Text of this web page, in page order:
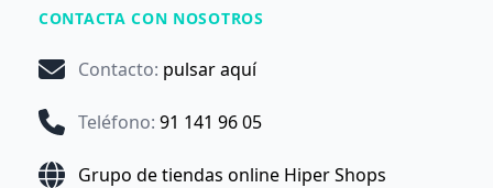
CONTACTA CON NOSOTROS
Contacto: pulsar aquí
Teléfono: 91 141 96 05
Grupo de tiendas online Hiper Shops